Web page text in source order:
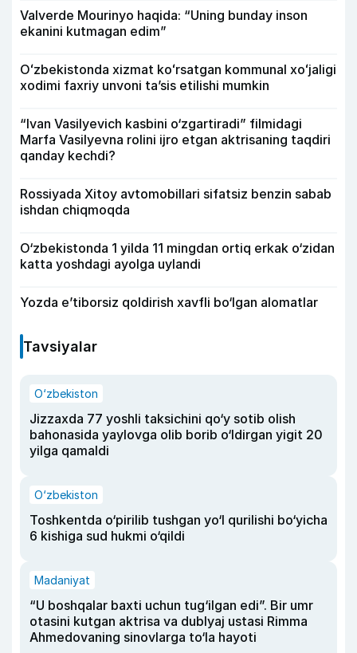
Valverde Mourinyo haqida: “Uning bunday inson
ekanini kutmagan edim”
Oʻzbekistonda xizmat koʻrsatgan kommunal xoʻjaligi
xodimi faxriy unvoni taʼsis etilishi mumkin
“Ivan Vasilyevich kasbini o‘zgartiradi” filmidagi
Marfa Vasilyevna rolini ijro etgan aktrisaning taqdiri
qanday kechdi?
Rossiyada Xitoy avtomobillari sifatsiz benzin sabab
ishdan chiqmoqda
O‘zbekistonda 1 yilda 11 mingdan ortiq erkak o‘zidan
katta yoshdagi ayolga uylandi
Yozda e’tiborsiz qoldirish xavfli bo‘lgan alomatlar
Tavsiyalar
O‘zbekiston
Jizzaxda 77 yoshli taksichini qo‘y sotib olish
bahonasida yaylovga olib borib o‘ldirgan yigit 20
yilga qamaldi
O‘zbekiston
Toshkentda o‘pirilib tushgan yo‘l qurilishi bo‘yicha
6 kishiga sud hukmi o‘qildi
Madaniyat
“U boshqalar baxti uchun tug‘ilgan edi”. Bir umr
otasini kutgan aktrisa va dublyaj ustasi Rimma
Ahmedovaning sinovlarga to‘la hayoti